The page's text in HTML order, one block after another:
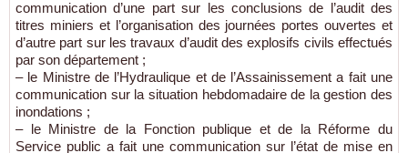
communication d’une part sur les conclusions de l’audit des
titres miniers et l’organisation des journées portes ouvertes et
d’autre part sur les travaux d’audit des explosifs civils effectués
par son département ;
– le Ministre de l’Hydraulique et de l’Assainissement a fait une
communication sur la situation hebdomadaire de la gestion des
inondations ;
– le Ministre de la Fonction publique et de la Réforme du
Service public a fait une communication sur l’état de mise en